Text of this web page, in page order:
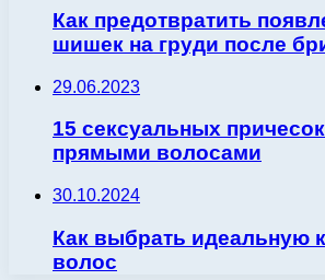
Как предотвратить
шишек на груди после
29.06.2023
15 сексуальных
прямыми волосами
30.10.2024
Как выбрать идеальную
волос